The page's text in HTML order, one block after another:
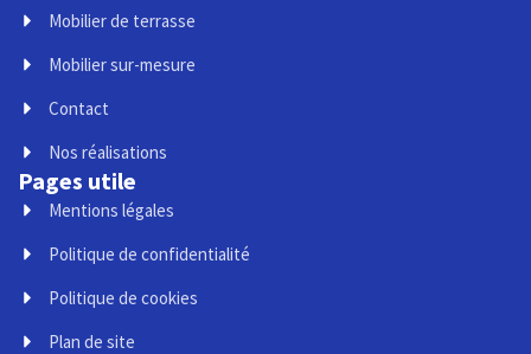
Mobilier de terrasse
Mobilier sur-mesure
Contact
Nos réalisations
Pages utile
Mentions légales
Politique de confidentialité
Politique de cookies
Plan de site